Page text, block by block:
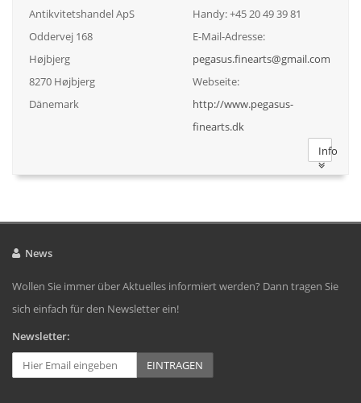
Antikvitetshandel ApS
Oddervej 168
Højbjerg
8270 Højbjerg
Dänemark
Handy: +45 20 49 39 81
E-Mail-Adresse:
pegasus.finearts@gmail.com
Webseite:
http://www.pegasus-
finearts.dk
Info
News
Wollen Sie immer über Aktuelles informiert werden? Dann tragen Sie
sich einfach für den Newsletter ein!
Newsletter:
EINTRAGEN